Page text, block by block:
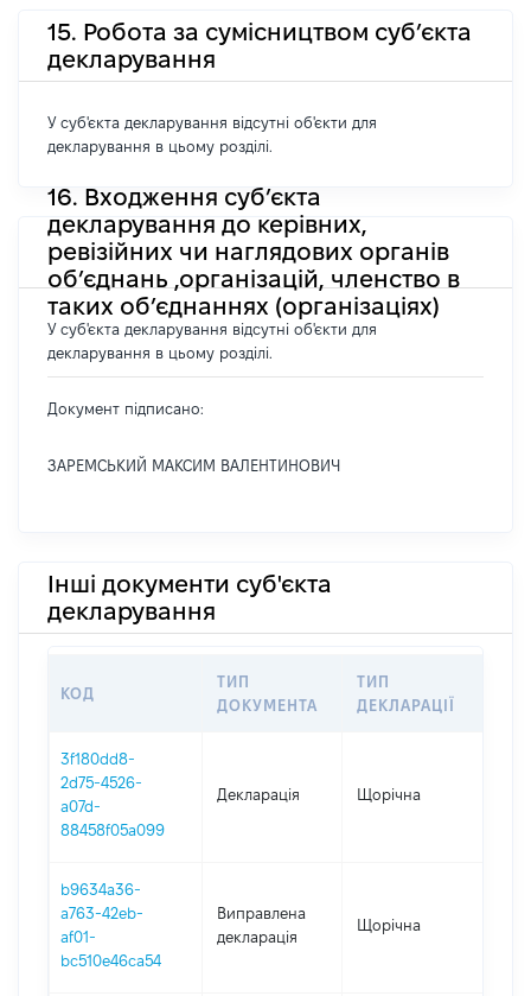
15. Робота за сумісництвом суб’єкта
декларування
У суб'єкта декларування відсутні об'єкти для
декларування в цьому розділі.
16. Входження суб’єкта
декларування до керівних,
ревізійних чи наглядових органів
об’єднань ,організацій, членство в
таких об’єднаннях (організаціях)
У суб'єкта декларування відсутні об'єкти для
декларування в цьому розділі.
Документ підписано:
ЗАРЕМСЬКИЙ МАКСИМ ВАЛЕНТИНОВИЧ
Інші документи суб'єкта
декларування
КОД
ТИП
ДОКУМЕНТА
ТИП
ДЕКЛАРАЦІЇ
3f180dd8-
2d75-4526-
a07d-
88458f05a099
Декларація Щорічна
b9634a36-
a763-42eb-
af01-
bc510e46ca54
Виправлена
декларація
Щорічна